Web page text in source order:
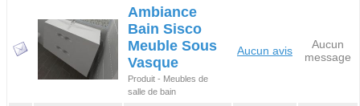
Ambiance
Bain Sisco
Meuble Sous
Vasque
Produit - Meubles de
salle de bain
Aucun avis
Aucun
message